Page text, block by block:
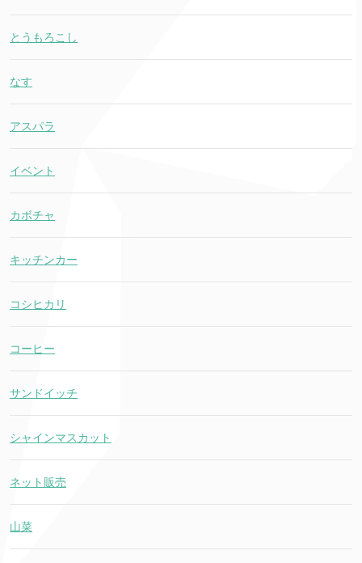
とうもろこし
なす
アスパラ
イベント
カボチャ
キッチンカー
コシヒカリ
コーヒー
サンドイッチ
シャインマスカット
ネット販売
山菜